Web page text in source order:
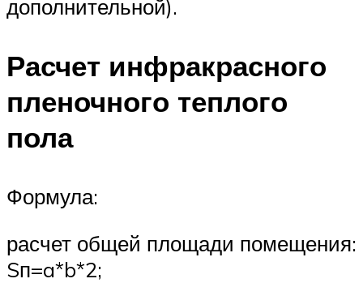
дополнительной).
Расчет инфракрасного
пленочного теплого
пола
Формула:
расчет общей площади помещения:
Sп=a*b*2;